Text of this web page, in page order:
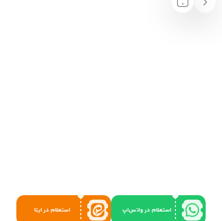
استعلام در واتس‌اپ استعلام در ایتا